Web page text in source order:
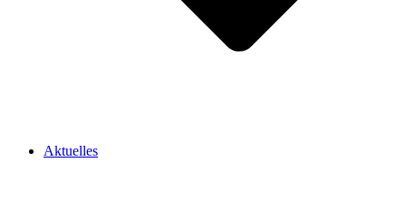
Aktuelles